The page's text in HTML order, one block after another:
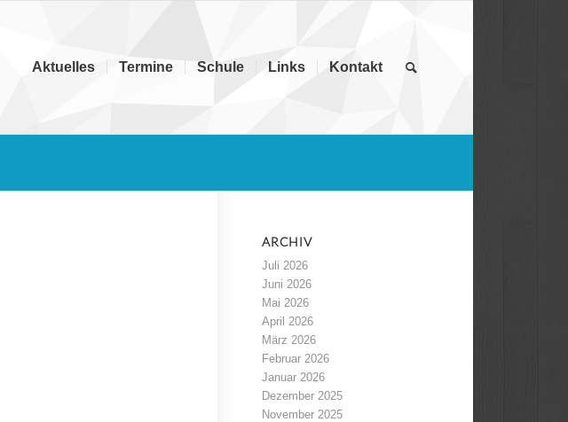
Aktuelles Termine Schule Links Kontakt
ARCHIV
Juli 2026
Juni 2026
Mai 2026
April 2026
März 2026
Februar 2026
Januar 2026
Dezember 2025
November 2025